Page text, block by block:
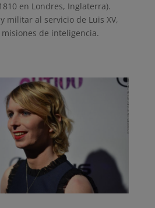
en Londres, Inglaterra).
militar al servicio de Luis XV,
de inteligencia.